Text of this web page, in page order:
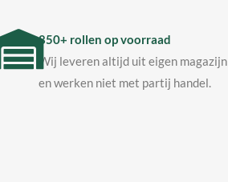
850+ rollen op voorraad
Wij leveren altijd uit eigen magazijn
en werken niet met partij handel.